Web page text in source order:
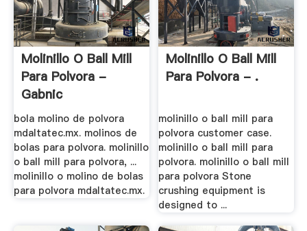
Molinillo O Ball Mill
Para Polvora -
Gabnic
bola molino de polvora
mdaltatec.mx. molinos de
bolas para polvora. molinillo
o ball mill para polvora, ...
molinillo o molino de bolas
para polvora mdaltatec.mx.
Molinillo O Ball Mill
Para Polvora - .
molinillo o ball mill para
polvora customer case.
molinillo o ball mill para
polvora. molinillo o ball mill
para polvora Stone
crushing equipment is
designed to ...